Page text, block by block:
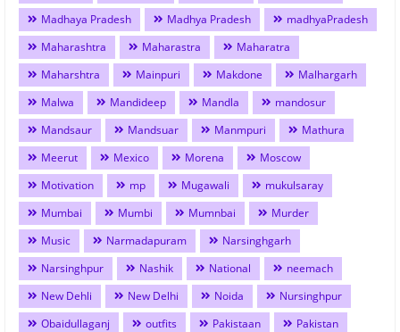
Madhaya Pradesh
Madhya Pradesh
madhyaPradesh
Maharashtra
Maharastra
Maharatra
Maharshtra
Mainpuri Makdone
Malhargarh
Malwa
Mandideep Mandla
mandosur
Mandsaur
Mandsuar Manmpuri
Mathura
Meerut
Mexico Morena
Moscow
Motivation
mp Mugawali
mukulsaray
Mumbai
Mumbi Mumnbai
Murder
Music
Narmadapuram
Narsinghgarh
Narsinghpur
Nashik National
neemach
New Dehli
New Delhi Noida
Nursinghpur
Obaidullaganj
outfits Pakistaan
Pakistan